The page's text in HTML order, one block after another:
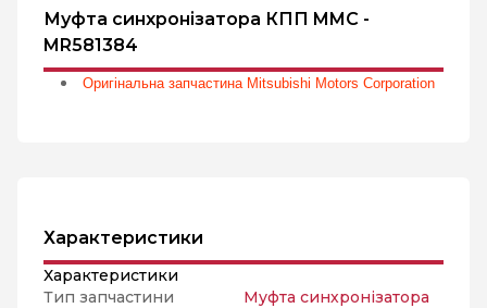
Муфта синхронізатора КПП MMC -
MR581384
Оригінальна запчастина Mitsubishi Motors Corporation
Характеристики
Характеристики
Тип запчастини
Муфта синхронізатора